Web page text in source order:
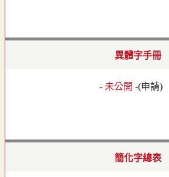
異體字手冊
- 未公開 -(申請)
簡化字總表